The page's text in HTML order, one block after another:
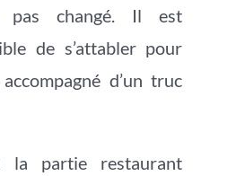
pas changé. Il est
de s’attabler pour
d’un truc
la partie restaurant